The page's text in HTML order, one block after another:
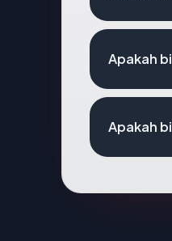
Apakah
Apakah